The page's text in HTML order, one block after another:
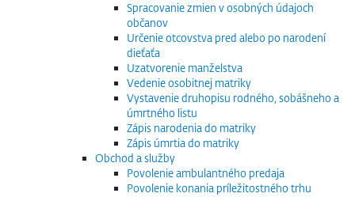
Spracovanie zmien v osobných údajoch
občanov
Určenie otcovstva pred alebo po narodení
dieťaťa
Uzatvorenie manželstva
Vedenie osobitnej matriky
Vystavenie druhopisu rodného, sobášneho a
úmrtného listu
Zápis narodenia do matriky
Zápis úmrtia do matriky
Obchod a služby
Povolenie ambulantného predaja
Povolenie konania príležitostného trhu